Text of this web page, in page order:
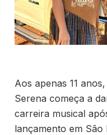
Aos apenas 11
Serena começa a
carreira musical
lançamento em